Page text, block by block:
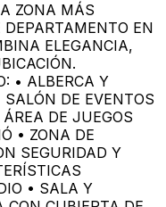
ZONA MÁS
EN
ELEGANCIA,
• ALBERCA Y
DE EVENTOS
DE JUEGOS
• ZONA DE
SEGURIDAD Y
• SALA Y